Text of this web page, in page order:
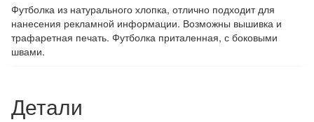
Футболка из натурального хлопка, отлично подходит для
нанесения рекламной информации. Возможны вышивка и
трафаретная печать. Футболка приталенная, с боковыми
швами.
Детали